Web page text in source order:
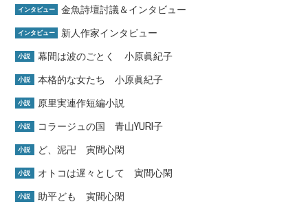
インタビュー 金魚詩壇討議＆インタビュー
インタビュー 新人作家インタビュー
小説 幕間は波のごとく 小原眞紀子
小説 本格的な女たち 小原眞紀子
小説 原里実連作短編小説
小説 コラージュの国 青山YURI子
小説 ど、泥卍 寅間心閑
小説 オトコは遅々として 寅間心閑
小説 助平ども 寅間心閑